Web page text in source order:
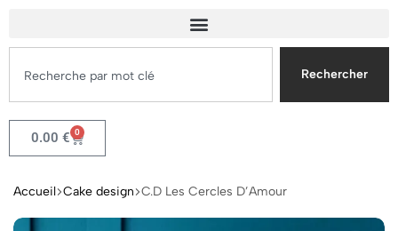
Rechercher
0.00 € 0
Accueil Cake design C.D Les Cercles D’Amour